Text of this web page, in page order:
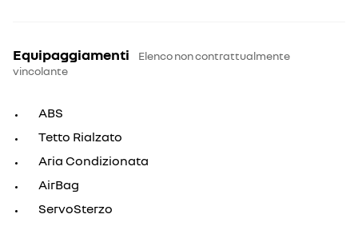
Equipaggiamenti
Elenco non contrattualmente
vincolante
ABS
Tetto Rialzato
Aria Condizionata
AirBag
ServoSterzo